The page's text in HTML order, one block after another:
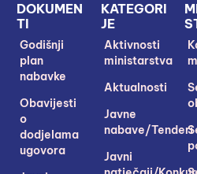
KATEGORI
JE
Aktivnosti
ministarstva
Aktualnosti
Javne
nabave/Tenderi
Javni
DOKUMEN
TI
Godišnji
plan
nabavke
Obavijesti
o
dodjelama
ugovora